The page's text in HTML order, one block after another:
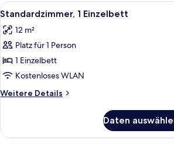
Doppelbett
Alle
Fotos
für
Standardzimmer,
1 Einzelbett
anzeigen
Ein
10
Standardzimmer, 1 Einzelbett
12 m²
Platz für 1 Person
1 Einzelbett
Kostenloses WLAN
Weitere Details
Weitere
1 Einzelbett
Daten